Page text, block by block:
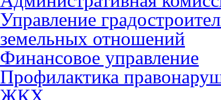
Управление
земельных отношений
Финансовое управление
Профилактика